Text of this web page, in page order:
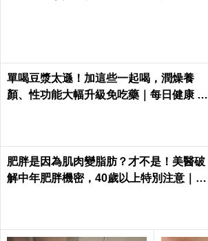
單喝豆漿太遜！加這些一起喝，潤燥養
顏、性功能大幅升級免吃藥｜每日健康 He
肥胖是因為肌肉變脂肪？才不是！美醫破
解中年肥胖機密，40歲以上特別注意｜每